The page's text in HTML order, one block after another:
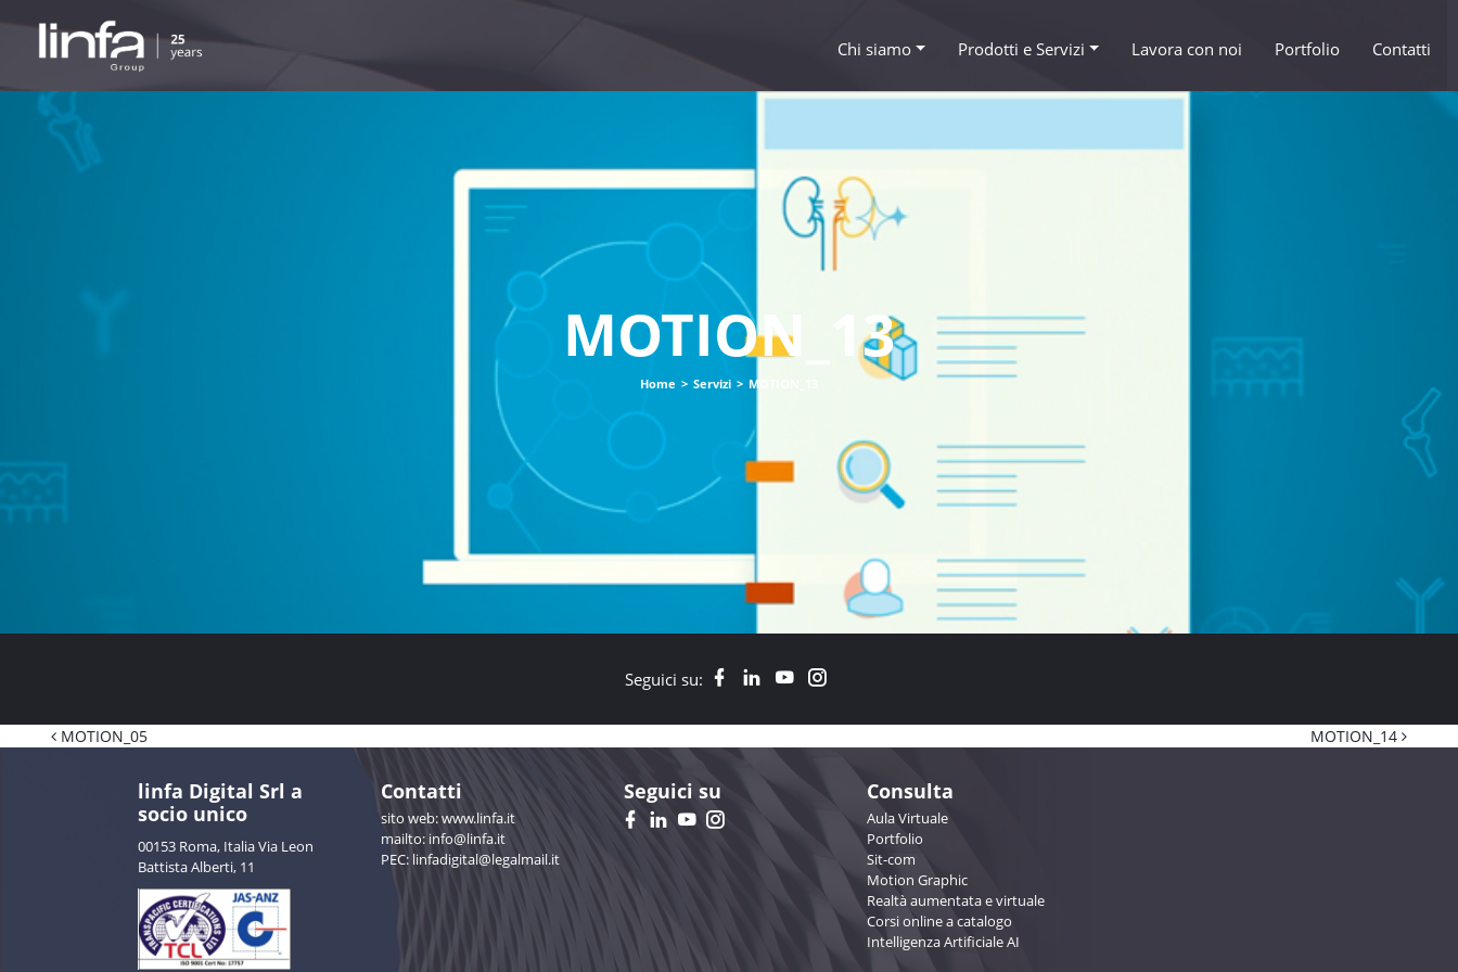
Chi siamo Prodotti e Servizi Lavora con noi Portfolio Contatti
MOTION_13
Home > Servizi > MOTION_13
Seguici su:
Navigazione articoli
MOTION_05 MOTION_14
linfa Digital Srl a
socio unico
00153 Roma, Italia Via Leon
Battista Alberti, 11
Contatti
sito web:www.linfa.it
mailto: info@linfa.it
PEC: linfadigital@legalmail.it
Seguici su Consulta
Aula Virtuale
Portfolio
Sit-com
Motion Graphic
Realtà aumentata e virtuale
Corsi online a catalogo
Intelligenza Artificiale AI